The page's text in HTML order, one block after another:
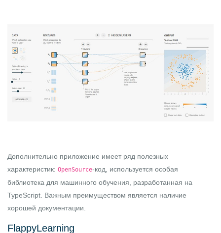
Дополнительно приложение имеет ряд полезных
характеристик: OpenSource-код, используется особая
библиотека для машинного обучения, разработанная на
TypeScript. Важным преимуществом является наличие
хорошей документации.
FlappyLearning